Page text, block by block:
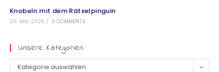
Knobeln mit dem Rätselpinguin
20. MAI 2025 / 0 COMMENTS
Unsere Kategorien
Kategorie auswählen